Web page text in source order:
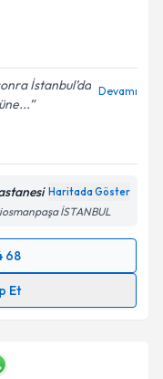
İstanbul’da Devamı
Haritada Göster
İSTANBUL
68
Et
bilgilendireceğiz.